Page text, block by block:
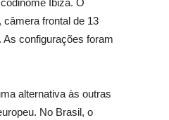
Ibiza. O
frontal de 13
As configurações foram
alternativa às outras
No Brasil, o